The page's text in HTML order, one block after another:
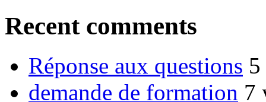
Recent comments
Réponse aux questions
demande de formation 7